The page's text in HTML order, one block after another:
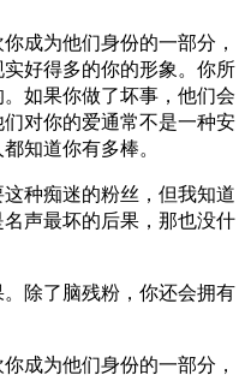
成为他们身份的一部分，
好得多的你的形象。你所
如果你做了坏事，他们会
对你的爱通常不是一种安
知道你有多棒。
种痴迷的粉丝，但我知道
声最坏的后果，那也没什
除了脑残粉，你还会拥有
成为他们身份的一部分，